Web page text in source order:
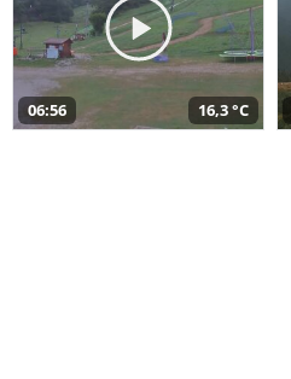
06:56 16,3 °C